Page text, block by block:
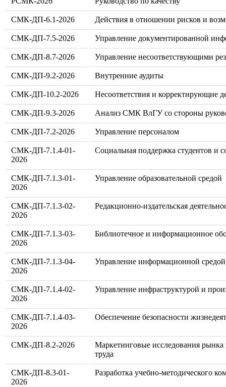
СМК-ДП-6.1-2026 Действия в отношении рисков и
СМК-ДП-7.5-2026 Управление документированной
СМК-ДП-8.7-2026 Управление несоответствующими
СМК-ДП-9.2-2026 Внутренние аудиты
СМК-ДП-10.2-2026 Несоответствия и коррек­тирующие
СМК-ДП-9.3-2026 Анализ СМК ВлГУ со стороны
СМК-ДП-7.2-2026 Управление персоналом
СМК-ДП-7.1.4-01-
2026
Социальная поддержка студентов и
СМК-ДП-7.1.3-01-
2026
Управление образовательной средой
СМК-ДП-7.1.3-02-
2026
Редакционно-издательская
СМК-ДП-7.1.3-03-
2026
Библиотечное и информационное
СМК-ДП-7.1.3-04-
2026
Управление информационной средой
СМК-ДП-7.1.4-02-
2026
Управление инфраструктурой и
СМК-ДП-7.1.4-03-
2026
Обеспечение безопасности
СМК-ДП-8.2-2026
Маркетинговые исследования
труда
СМК-ДП-8.3-01-
2026
Разработка учебно-методического